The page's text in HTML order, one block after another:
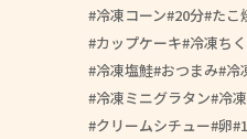
冷凍コーン 20分 たこ
カップケーキ 冷凍ち
冷凍塩鮭 おつまみ 冷
冷凍ミニグラタン 冷
クリームシチュー 卵